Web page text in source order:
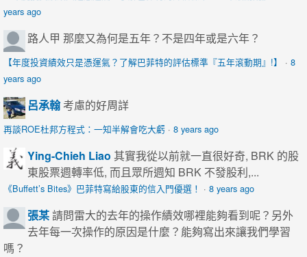
years ago
路人甲 那麼又為何是五年？不是四年或是六年？
【年度投資績效只是憑運氣？了解巴菲特的評估標準『五年滾動期』!】 · 8
years ago
呂承翰考慮的好周詳
再談ROE杜邦方程式：一知半解會吃大虧 · 8 years ago
Ying-Chieh Liao 其實我從以前就一直很好奇, BRK 的股
東股票週轉率低, 而且眾所週知 BRK 不發股利,...
《Buffett’s Bites》巴菲特寫給股東的信入門優選！ · 8 years ago
張某請問雷大的去年的操作績效哪裡能夠看到呢？另外
去年每一次操作的原因是什麼？能夠寫出來讓我們學習
嗎？